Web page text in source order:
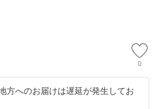
0
方へのお届けは遅延が発生してお